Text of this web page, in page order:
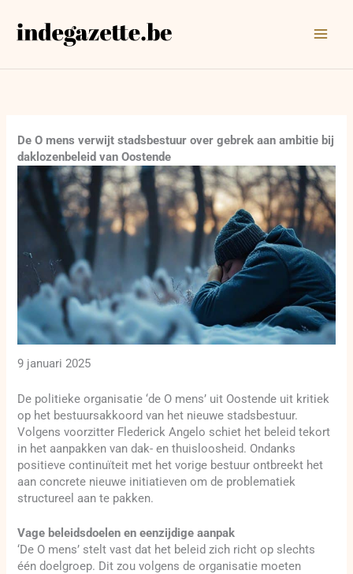
naar
De O mens verwijt stadsbestuur over gebrek aan ambitie bij
daklozenbeleid van Oostende
9 januari 2025
De politieke organisatie ‘de O mens’ uit Oostende uit kritiek
op het bestuursakkoord van het nieuwe stadsbestuur.
Volgens voorzitter Flederick Angelo schiet het beleid tekort
in het aanpakken van dak- en thuisloosheid. Ondanks
positieve continuïteit met het vorige bestuur ontbreekt het
aan concrete nieuwe initiatieven om de problematiek
structureel aan te pakken.
Vage beleidsdoelen en eenzijdige aanpak
‘De O mens’ stelt vast dat het beleid zich richt op slechts
één doelgroep. Dit zou volgens de organisatie moeten